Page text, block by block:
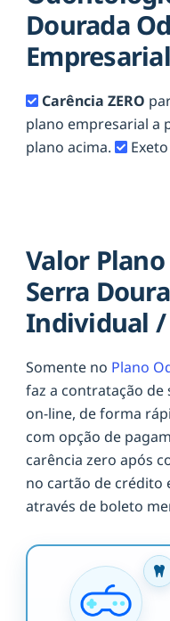
Dourada
Empresarial
Carência ZERO
plano empresarial a
plano acima.
Valor
Serra
Individual
Somente no Plano
faz a contratação de
on-line, de forma
com opção de
carência zero após
no cartão de crédito
através de boleto